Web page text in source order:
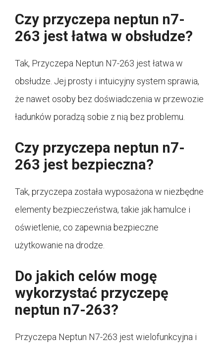
Czy przyczepa neptun n7-
263 jest łatwa w obsłudze?
Tak, Przyczepa Neptun N7-263 jest łatwa w
obsłudze. Jej prosty i intuicyjny system sprawia,
że nawet osoby bez doświadczenia w przewozie
ładunków poradzą sobie z nią bez problemu.
Czy przyczepa neptun n7-
263 jest bezpieczna?
Tak, przyczepa została wyposażona w niezbędne
elementy bezpieczeństwa, takie jak hamulce i
oświetlenie, co zapewnia bezpieczne
użytkowanie na drodze.
Do jakich celów mogę
wykorzystać przyczepę
neptun n7-263?
Przyczepa Neptun N7-263 jest wielofunkcyjna i